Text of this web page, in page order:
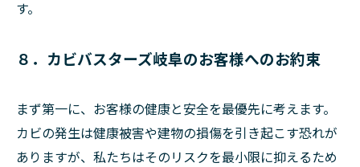
す。
８．カビバスターズ岐阜のお客様へのお約束
まず第一に、お客様の健康と安全を最優先に考えます。
カビの発生は健康被害や建物の損傷を引き起こす恐れが
ありますが、私たちはそのリスクを最小限に抑えるため